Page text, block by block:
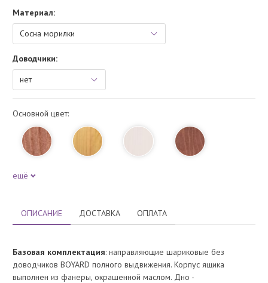
Материал:
Доводчики:
Основной цвет:
ещё
ОПИСАНИЕ ДОСТАВКА ОПЛАТА
Базовая комплектация: направляющие шариковые без
доводчиков BOYARD полного выдвижения. Корпус ящика
выполнен из фанеры, окрашенной маслом. Дно -